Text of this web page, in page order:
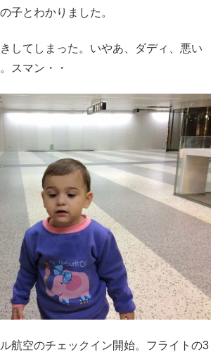
子とわかりました。
してしまった。いやあ、ダディ、悪い
スマン・・
航空のチェックイン開始。フライトの3